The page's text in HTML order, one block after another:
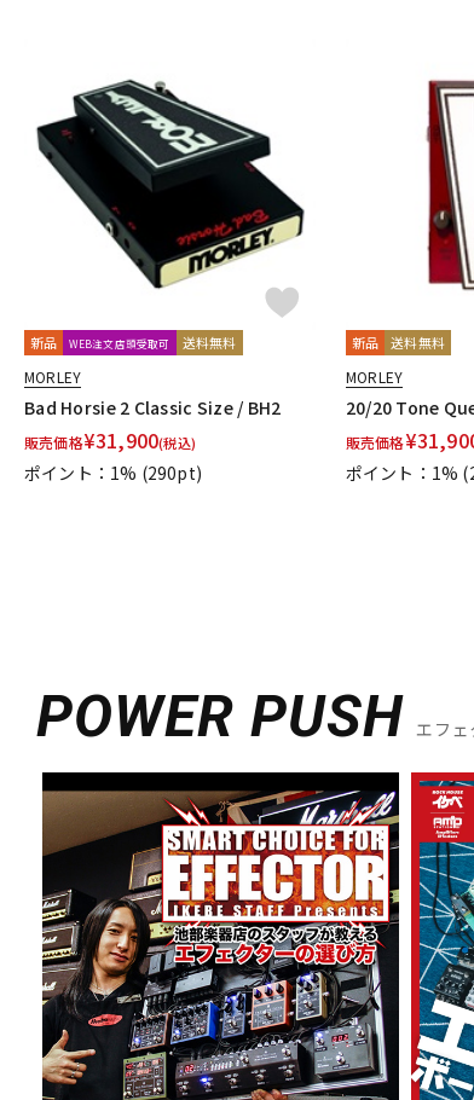
新品 WEB注文店頭受取可 送料無料
MORLEY
Bad Horsie 2 Classic Size / BH2
販売価格¥31,900(税込)
ポイント：1% (290pt)
新品 送料無料
MORLEY
20/20 Tone
販売価格¥
ポイント：1%
POWER PUSH エフ